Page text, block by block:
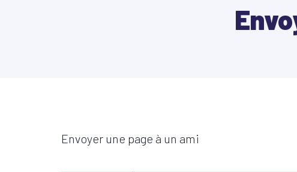
Envoyer une page à un ami